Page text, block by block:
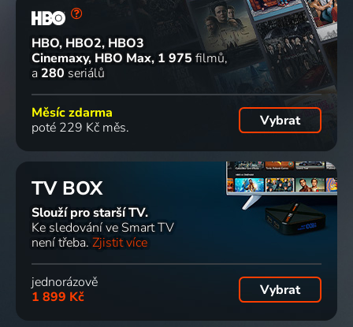
HBO, HBO2, HBO3
Cinemaxy, HBO Max 1 975 filmů
a 280 seriálů
Měsíc zdarma
poté 229 Kč měs.
Vybrat
TV BOX
Slouží pro starší TV.
Ke sledování ve Smart TV
není třeba. Zjistit více
jednorázově
1 899 Kč
Vybrat